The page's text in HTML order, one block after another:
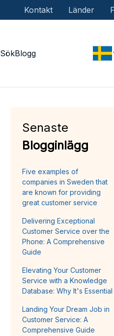
Kontakt Länder
SökBlogg
Senaste
Blogginlägg
Five examples of
companies in Sweden that
are known for providing
great customer service
Delivering Exceptional
Customer Service over the
Phone: A Comprehensive
Guide
Elevating Your Customer
Service with a Knowledge
Database: Why It's Essential
Landing Your Dream Job in
Customer Service: A
Comprehensive Guide